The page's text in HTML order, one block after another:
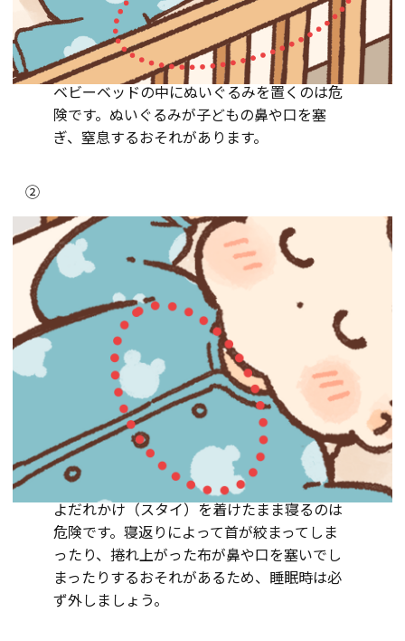
ベビーベッドの中にぬいぐるみを置くのは危
険です。ぬいぐるみが子どもの鼻や口を塞
ぎ、窒息するおそれがあります。
②
よだれかけ（スタイ）を着けたまま寝るのは
危険です。寝返りによって首が絞まってしま
ったり、捲れ上がった布が鼻や口を塞いでし
まったりするおそれがあるため、睡眠時は必
ず外しましょう。